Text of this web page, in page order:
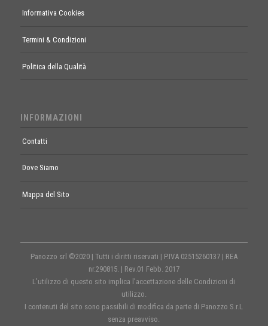
Informativa Cookies
Termini & Condizioni
Politica della Qualità
INFORMAZIONI
Contatti
Dove Siamo
Mappa del Sito
Panozzo srl ©2020 | Tutti i diritti riservati | P.IVA 02515260137 | REA
nr.290815. | Rev.01 Febb. 2017
L’utilizzo di questo sito implica l’accettazione delle Condizioni di
utilizzo.
I contenuti del sito sono passibili di modifica da parte di Panozzo S.r.L
senza preavviso.